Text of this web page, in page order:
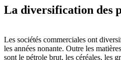
La diversification des
Les sociétés commerciales ont
les années nonante. Outre les
sont le pétrole brut, les céréales, les